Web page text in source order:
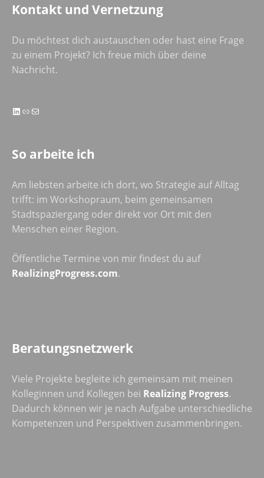
Kontakt und Vernetzung
Du möchtest dich austauschen oder hast eine Frage
zu einem Projekt? Ich freue mich über deine
Nachricht.
LinkedIn
LinkE-Mail
So arbeite ich
Am liebsten arbeite ich dort, wo Strategie auf Alltag
trifft: im Workshopraum, beim gemeinsamen
Stadtspaziergang oder direkt vor Ort mit den
Menschen einer Region.
Öffentliche Termine von mir findest du auf
RealizingProgress.com.
Beratungsnetzwerk
Viele Projekte begleite ich gemeinsam mit meinen
Kolleginnen und Kollegen bei Realizing Progress.
Dadurch können wir je nach Aufgabe unterschiedliche
Kompetenzen und Perspektiven zusammenbringen.